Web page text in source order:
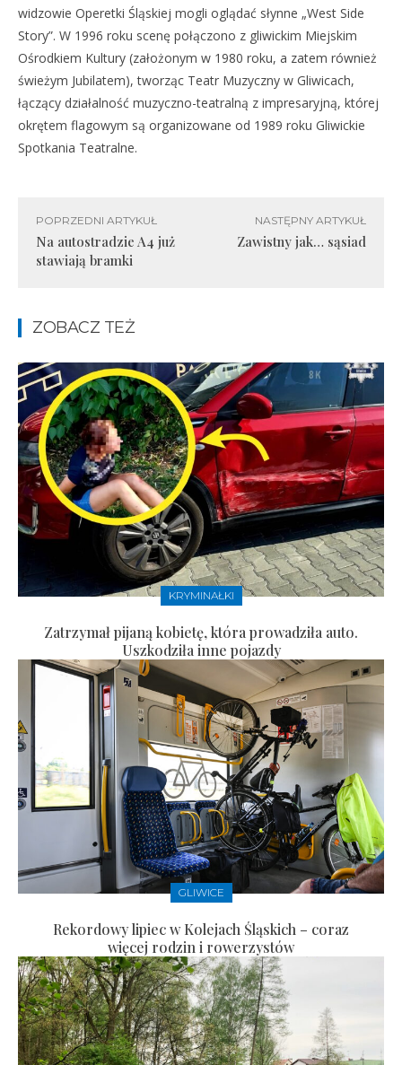
widzowie Operetki Śląskiej mogli oglądać słynne „West Side
Story”. W 1996 roku scenę połączono z gliwickim Miejskim
Ośrodkiem Kultury (założonym w 1980 roku, a zatem również
świeżym Jubilatem), tworząc Teatr Muzyczny w Gliwicach,
łączący działalność muzyczno-teatralną z impresaryjną, której
okrętem flagowym są organizowane od 1989 roku Gliwickie
Spotkania Teatralne.
POPRZEDNI ARTYKUŁ
Na autostradzie A4 już
stawiają bramki
NASTĘPNY ARTYKUŁ
Zawistny jak… sąsiad
ZOBACZ TEŻ
KRYMINAŁKI
Zatrzymał pijaną kobietę, która prowadziła auto.
Uszkodziła inne pojazdy
GLIWICE
Rekordowy lipiec w Kolejach Śląskich – coraz
więcej rodzin i rowerzystów